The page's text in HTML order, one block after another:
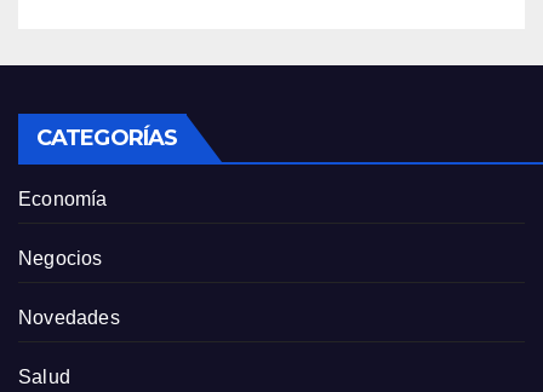
CATEGORÍAS
Economía
Negocios
Novedades
Salud